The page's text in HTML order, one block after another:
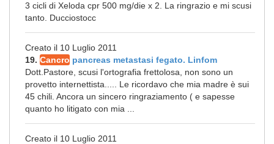
3 cicli di Xeloda cpr 500 mg/die x 2. La ringrazio e mi scusi
tanto. Ducciostocc
Creato il 10 Luglio 2011
19. Cancro pancreas metastasi fegato. Linfom
Dott.Pastore, scusi l'ortografia frettolosa, non sono un
provetto internettista..... Le ricordavo che mia madre è sui
45 chili. Ancora un sincero ringraziamento ( e sapesse
quanto ho litigato con mia ...
Creato il 10 Luglio 2011